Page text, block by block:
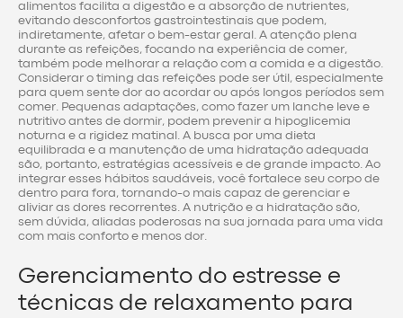
alimentos facilita a digestão e a absorção de nutrientes,
evitando desconfortos gastrointestinais que podem,
indiretamente, afetar o bem-estar geral. A atenção plena
durante as refeições, focando na experiência de comer,
também pode melhorar a relação com a comida e a digestão.
Considerar o timing das refeições pode ser útil, especialmente
para quem sente dor ao acordar ou após longos períodos sem
comer. Pequenas adaptações, como fazer um lanche leve e
nutritivo antes de dormir, podem prevenir a hipoglicemia
noturna e a rigidez matinal. A busca por uma dieta
equilibrada e a manutenção de uma hidratação adequada
são, portanto, estratégias acessíveis e de grande impacto. Ao
integrar esses hábitos saudáveis, você fortalece seu corpo de
dentro para fora, tornando-o mais capaz de gerenciar e
aliviar as dores recorrentes. A nutrição e a hidratação são,
sem dúvida, aliadas poderosas na sua jornada para uma vida
com mais conforto e menos dor.
Gerenciamento do estresse e
técnicas de relaxamento para